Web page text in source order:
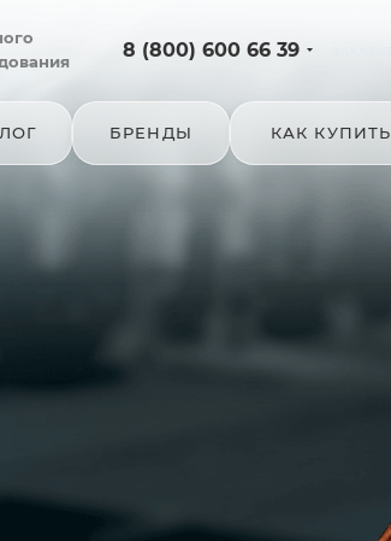
8 (800) 600 66 39
БРЕНДЫ КАК КУПИТЬ